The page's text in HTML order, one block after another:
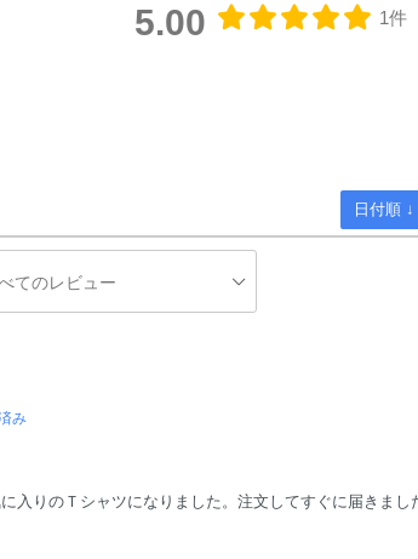
5.00 1件
日付順 ↓
み
入りのＴシャツになりました。注文してすぐに届きま